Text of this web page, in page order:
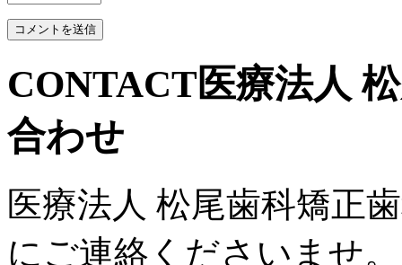
CONTACT医療法人
合わせ
医療法人 松尾歯科矯正
にご連絡くださいませ。